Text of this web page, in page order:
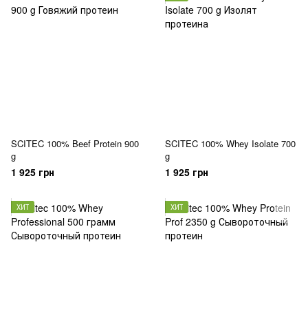
SCITEC 100% Beef Protein 900
g
1 925 грн
SCITEC 100% Whey Isolate 700
g
1 925 грн
ХИТ ХИТ